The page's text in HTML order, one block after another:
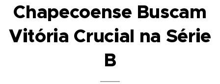
Chapecoense Buscam
Vitória Crucial na Série
B